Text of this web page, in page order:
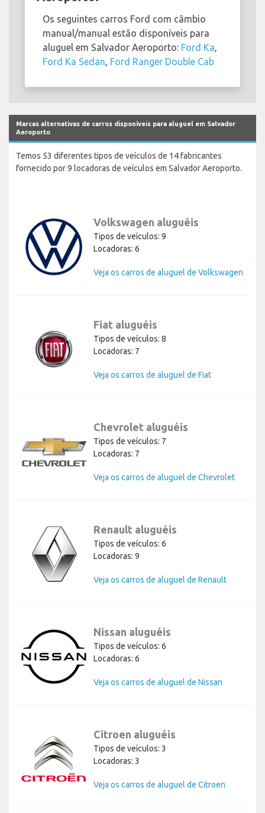
Os seguintes carros Ford com câmbio
manual/manual estão disponíveis para
aluguel em Salvador Aeroporto: Ford Ka
Ford Ka Sedan Ford Ranger Double Cab
Marcas alternativas de carros disponíveis para aluguel em Salvador
Aeroporto
Temos 53 diferentes tipos de veículos de 14 fabricantes
fornecido por 9 locadoras de veículos em Salvador Aeroporto.
Volkswagen aluguéis
Tipos de veículos: 9
Locadoras: 6
Veja os carros de aluguel de Volkswagen
Fiat aluguéis
Tipos de veículos: 8
Locadoras: 7
Veja os carros de aluguel de Fiat
Chevrolet aluguéis
Tipos de veículos: 7
Locadoras: 7
Veja os carros de aluguel de Chevrolet
Renault aluguéis
Tipos de veículos: 6
Locadoras: 9
Veja os carros de aluguel de Renault
Nissan aluguéis
Tipos de veículos: 6
Locadoras: 6
Veja os carros de aluguel de Nissan
Citroen aluguéis
Tipos de veículos: 3
Locadoras: 3
Veja os carros de aluguel de Citroen